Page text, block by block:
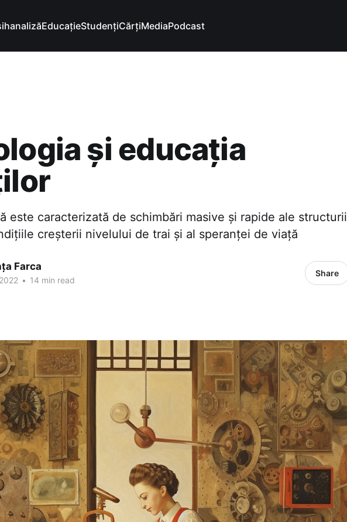
EducațieStudențiCărțiMediaPodcast
și educația
este caracterizată de schimbări masive și rapide ale structurii
creșterii nivelului de trai și al speranței de viață
Farca
• 14 min read
Share